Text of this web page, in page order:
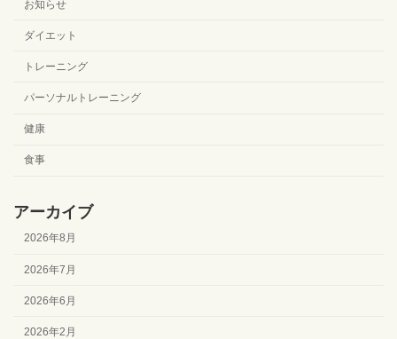
お知らせ
ダイエット
トレーニング
パーソナルトレーニング
健康
食事
アーカイブ
2026年8月
2026年7月
2026年6月
2026年2月